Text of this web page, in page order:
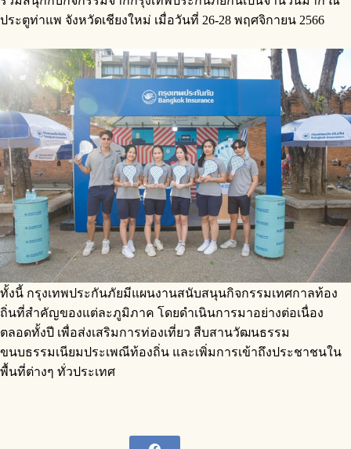
ประตูท่าแพ จังหวัดเชียงใหม่ เมื่อวันที่ 26-28 พฤศจิกายน 2566
ทั้งนี้ กรุงเทพประกันภัยมีแผนงานสนับสนุนกิจกรรมเทศกาลท้อง
ถิ่นที่สำคัญของแต่ละภูมิภาค โดยดำเนินการมาอย่างต่อเนื่อง
ตลอดทั้งปี เพื่อส่งเสริมการท่องเที่ยว สืบสานวัฒนธรรม
ขนบธรรมเนียมประเพณีท้องถิ่น และเพิ่มการเข้าถึงประชาชนใน
พื้นที่ต่างๆ ทั่วประเทศ